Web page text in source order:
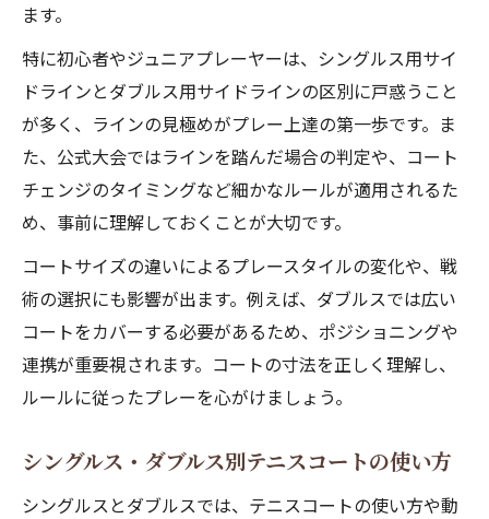
ます。
特に初心者やジュニアプレーヤーは、シングルス用サイ
ドラインとダブルス用サイドラインの区別に戸惑うこと
が多く、ラインの見極めがプレー上達の第一歩です。ま
た、公式大会ではラインを踏んだ場合の判定や、コート
チェンジのタイミングなど細かなルールが適用されるた
め、事前に理解しておくことが大切です。
コートサイズの違いによるプレースタイルの変化や、戦
術の選択にも影響が出ます。例えば、ダブルスでは広い
コートをカバーする必要があるため、ポジショニングや
連携が重要視されます。コートの寸法を正しく理解し、
ルールに従ったプレーを心がけましょう。
シングルス・ダブルス別テニスコートの使い方
シングルスとダブルスでは、テニスコートの使い方や動